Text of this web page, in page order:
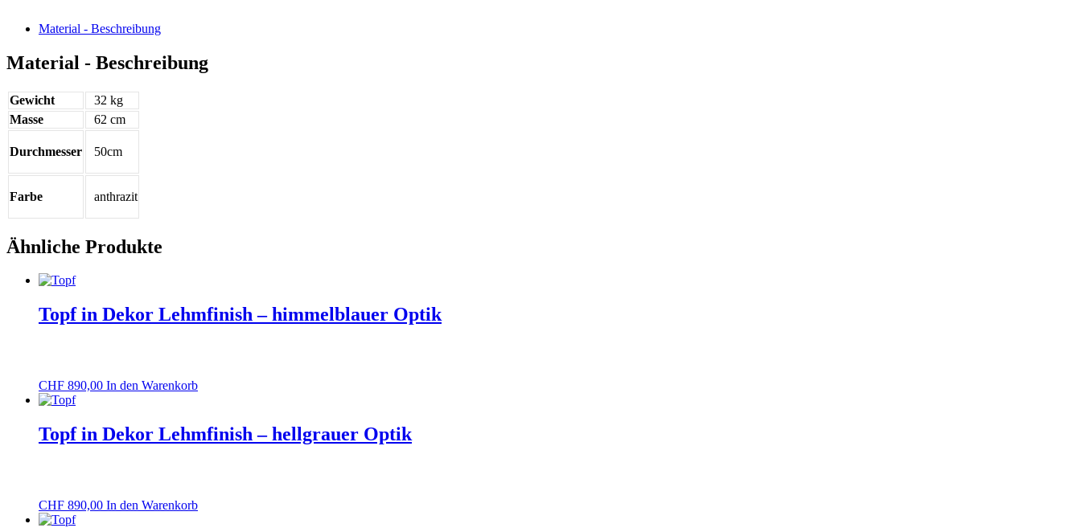
Material - Beschreibung
Material - Beschreibung
Gewicht
32 kg
Masse
62 cm
Durchmesser 50cm
Farbe anthrazit
Ähnliche Produkte
Topf in Dekor Lehmfinish – himmelblauer Optik
CHF 890,00 In den Warenkorb
Topf in Dekor Lehmfinish – hellgrauer Optik
CHF 890,00 In den Warenkorb